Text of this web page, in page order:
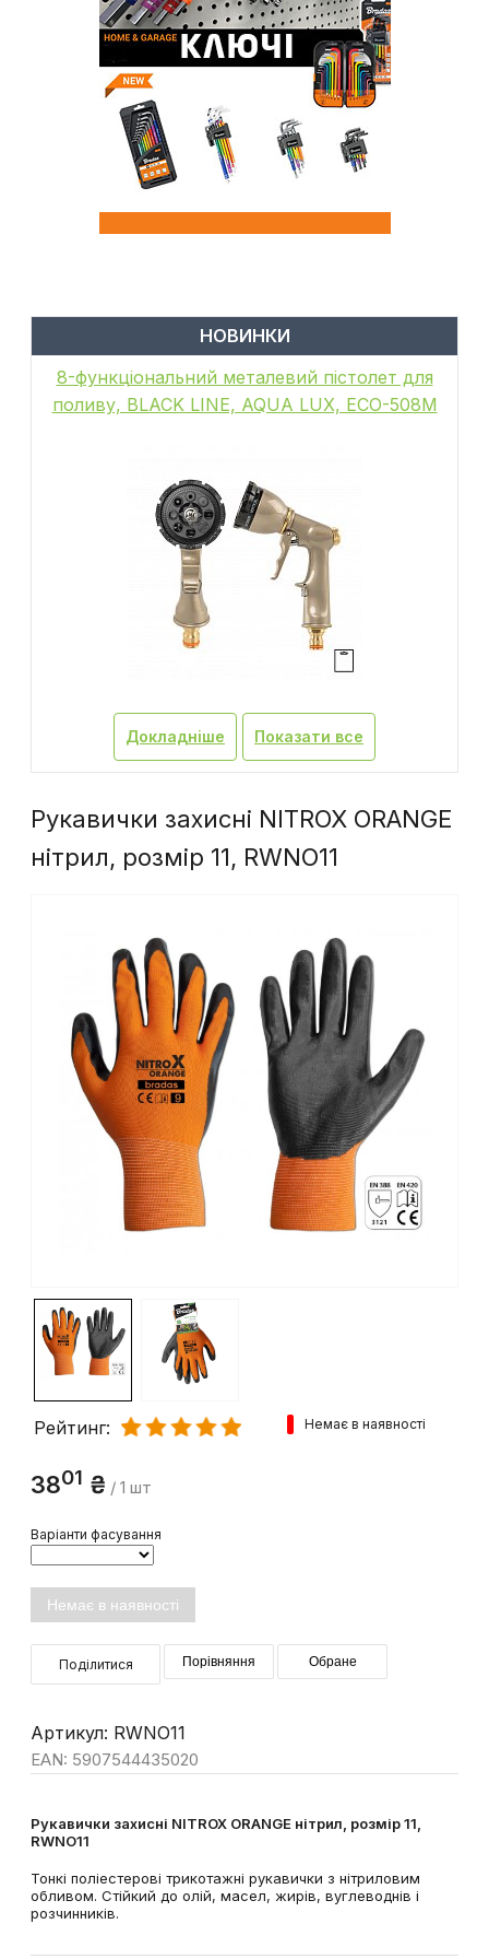
НОВИНКИ
8-функціональний металевий пістолет для
поливу, BLACK LINE, AQUA LUX, ECO-508M
Докладніше Показати все
Рукавички захисні NITROX ORANGE
нітрил, розмір 11, RWNO11
Рейтинг: Немає в наявності
3801 ₴ / 1 шт
Варіанти фасування
Немає в наявності
Поділитися Порівняння Обране
Артикул: RWNO11
EAN: 5907544435020
Рукавички захисні NITROX ORANGE нітрил, розмір 11,
RWNO11
Тонкі поліестерові трикотажні рукавички з нітриловим
обливом. Стійкий до олій, масел, жирів, вуглеводнів і
розчинників.